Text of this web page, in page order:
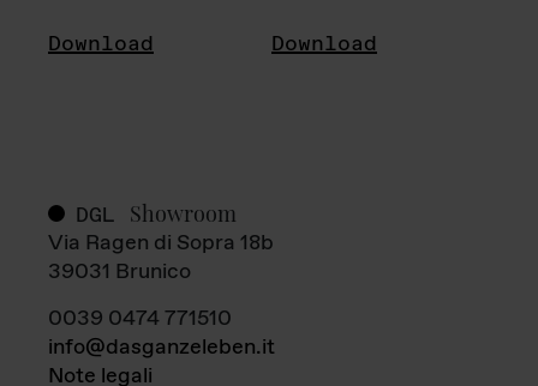
Download Download
DGL Showroom
Via Ragen di Sopra 18b
39031 Brunico
0039 0474 771510
info@dasganzeleben.it
Note legali